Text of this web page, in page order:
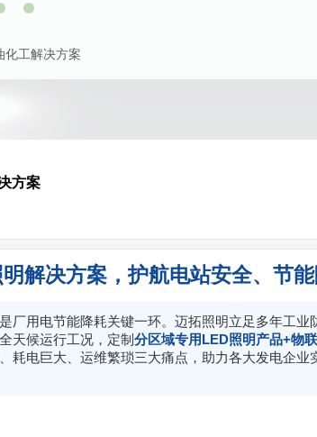
化工解决方案
方案
解决方案，护航电站安全、节
用电节能降耗关键一环。迈拓照明立足多年工业
天候运行工况，定制 分区域专用LED照明产品+物
电巨大、运维繁琐三大痛点，助力各大发电企业